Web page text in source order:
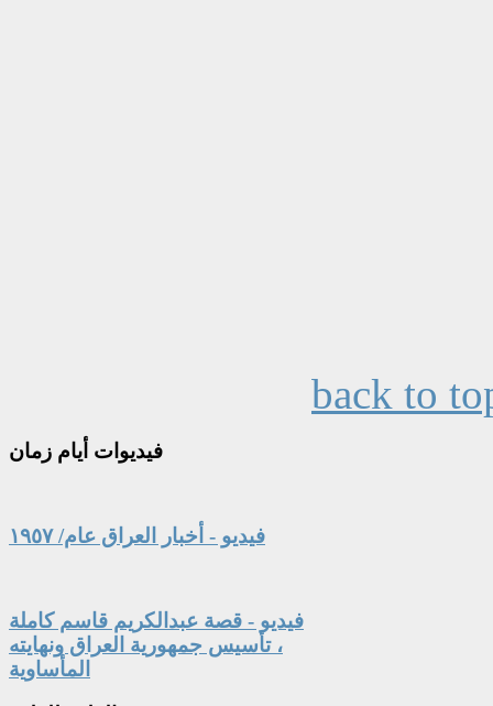
back to
فيديوات أيام زمان
فيديو - أخبار العراق عام/ ١٩٥٧
فيديو - قصة عبدالكريم قاسم كاملة
، تأسيس جمهورية العراق ونهايته
المأساوية